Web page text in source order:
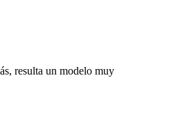
resulta un modelo muy